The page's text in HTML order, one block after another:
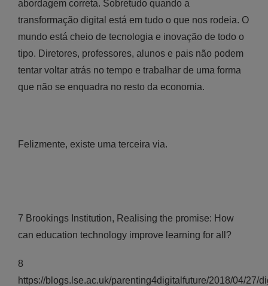
abordagem correta. Sobretudo quando a
transformação digital está em tudo o que nos rodeia. O
mundo está cheio de tecnologia e inovação de todo o
tipo. Diretores, professores, alunos e pais não podem
tentar voltar atrás no tempo e trabalhar de uma forma
que não se enquadra no resto da economia.
Felizmente, existe uma terceira via.
7 Brookings Institution, Realising the promise: How
can education technology improve learning for all?
8
https://blogs.lse.ac.uk/parenting4digitalfuture/2018/04/27/